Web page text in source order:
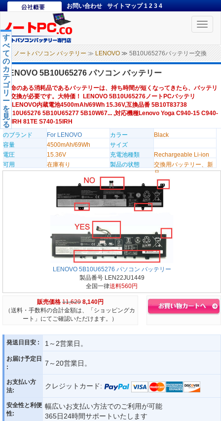
お問い合わせ サイトマップ 1 2 3 4
Toggle
ノートパソコン バッテリー ≫ LENOVO ≫ 5B10U65276バッテリー交換
す
べ
て
の
カ
テ
ゴ
リ
ー
を
見
る
LENOVO 5B10U65276 パソコン バッテリー
寿命のある消耗品であるバッテリーは、持ち時間が短くなってきたら、バッテリ
ー交換が必要です。大特価！ LENOVO 5B10U65276ノートPCバッテリ
ー,LENOVO内蔵電池4500mAh/69Wh 15.36V,互換品番 5B10T83738
5B10U65276 5B10U65277 5B10W67... ,対応機種Lenovo Yoga C940-15 C940-
15IRH 81TE S740-15IRH
のブランド
For LENOVO カラー
Black
容量
4500mAh/69Wh
サイズ
電圧
15.36V 充電池種類
Rechargeable Li-ion
可用
在庫有り 製品の状態
交換用バッテリー、新
品
LENOVO 5B10U65276 パソコン バッテリー
製品番号 LEN22JU1449
全国一律送料560円
販売価格 11,629 8,140円
（送料・手数料の合計金額は、「ショッピングカ
ート」にてご確認いただけます。）
発送日目安 : 1～2営業日。
お届け予定日
:
7～20営業日。
お支払い方
法:
クレジットカード:
安全性と利便
性:
幅広いお支払い方法でのご利用が可能
365日24時間サポートいたします